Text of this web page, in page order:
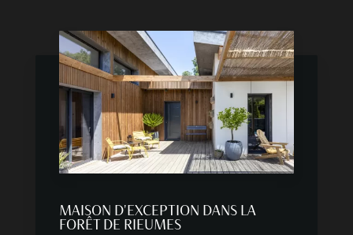
MAISON D'EXCEPTION DANS LA
FORÊT DE RIEUMES